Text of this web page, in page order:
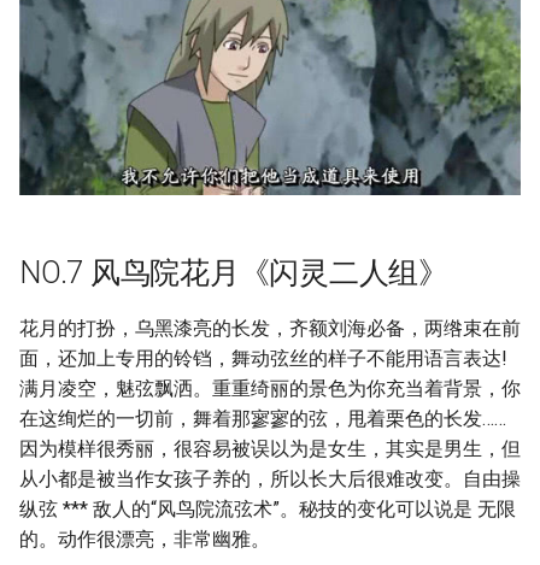
NO.7 风鸟院花月《闪灵二人组》
花月的打扮，乌黑漆亮的长发，齐额刘海必备，两绺束在前
面，还加上专用的铃铛，舞动弦丝的样子不能用语言表达!
满月凌空，魅弦飘洒。重重绮丽的景色为你充当着背景，你
在这绚烂的一切前，舞着那寥寥的弦，甩着栗色的长发……
因为模样很秀丽，很容易被误以为是女生，其实是男生，但
从小都是被当作女孩子养的，所以长大后很难改变。自由操
纵弦 *** 敌人的“风鸟院流弦术”。秘技的变化可以说是 无限
的。动作很漂亮，非常幽雅。